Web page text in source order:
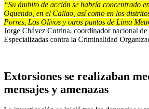
“Su ámbito de acción se habría concentrado
Oquendo, en el Callao, así como en los
Porres, Los Olivos y otros puntos de Lima
Jorge Chávez Cotrina, coordinador nacional de
Especializadas contra la Criminalidad
Extorsiones se realizaban
mensajes y amenazas